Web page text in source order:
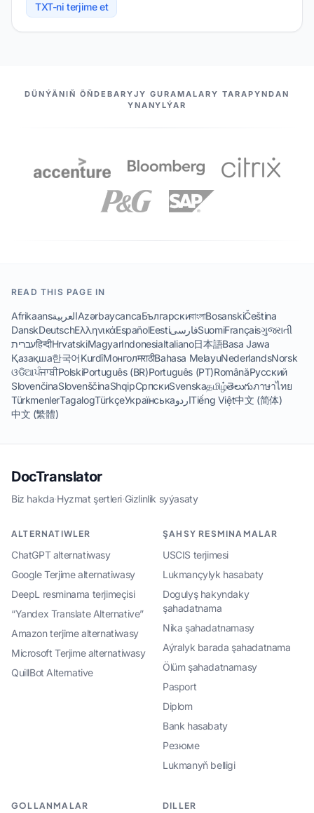
TXT-ni terjime et
HYZMATDAŞLARYMYZ
DÜNÝÄNIŇ ÖŇDEBARYJY GURAMALARY TARAPYNDAN
YNANYLÝAR
READ THIS PAGE IN
AfrikaansالعربيةAzərbaycancaБългарскиবাংলাBosanskiČeština
DanskDeutschΕλληνικάEspañolEestiفارسیSuomiFrançaisગુજરાતી
עבריתहिन्दीHrvatskiMagyarIndonesiaItaliano日本語Basa Jawa
Қазақша한국어KurdîМонголमराठीBahasa MelayuNederlandsNorsk
ଓଡିଆਪੰਜਾਬੀPolskiPortuguês (BR)Português (PT)RomânăРусский
SlovenčinaSlovenščinaShqipСрпскиSvenskaதமிழ்తెలుగుภาษาไทย
TürkmenlerTagalogTürkçeУкраїнськаاردوTiếng Việt中文 (简体)
中文 (繁體)
DocTranslator
Biz hakda·Hyzmat şertleri·Gizlinlik syýasaty
ALTERNATIWLER
ChatGPT alternatiwasy
Google Terjime alternatiwasy
DeepL resminama terjimeçisi
“Yandex Translate Alternative”
Amazon terjime alternatiwasy
Microsoft Terjime alternatiwasy
QuillBot Alternative
ŞAHSY RESMINAMALAR
USCIS terjimesi
Lukmançylyk hasabaty
Dogulyş hakyndaky
şahadatnama
Nika şahadatnamasy
Aýralyk barada şahadatnama
Ölüm şahadatnamasy
Pasport
Diplom
Bank hasabaty
Резюме
Lukmanyň belligi
GOLLANMALAR DILLER